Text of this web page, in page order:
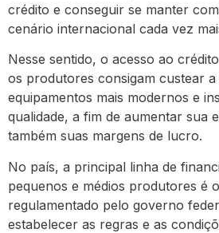
crédito e conseguir se manter
cenário internacional cada vez
Nesse sentido, o acesso ao
os produtores consigam custear
equipamentos mais modernos e
qualidade, a fim de aumentar sua
também suas margens de lucro.
No país, a principal linha de
pequenos e médios produtores é
regulamentado pelo governo
estabelecer as regras e as